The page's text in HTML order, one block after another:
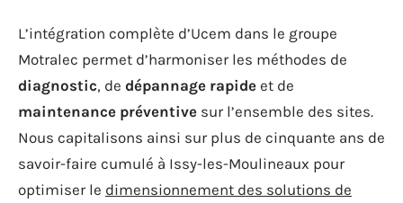
L’intégration complète d’Ucem dans le groupe
Motralec permet d’harmoniser les méthodes de
diagnostic, de dépannage rapide et de
maintenance préventive sur l’ensemble des sites.
Nous capitalisons ainsi sur plus de cinquante ans de
savoir-faire cumulé à Issy-les-Moulineaux pour
optimiser le dimensionnement des solutions de